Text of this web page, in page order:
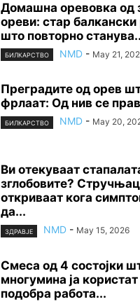
Домашна оревовка од
ореви: стар балкански
што повторно
БИЛКАРСТВО NMD - May 21,
Преградите од орев
фрлаат: Од нив се
БИЛКАРСТВО NMD - May 20,
Ви отекуваат
зглобовите?
откриваат кога
да...
ЗДРАВЈЕ NMD - May 15, 2026
Смеса од 4 состојки
многумина ја користат
подобра работа...